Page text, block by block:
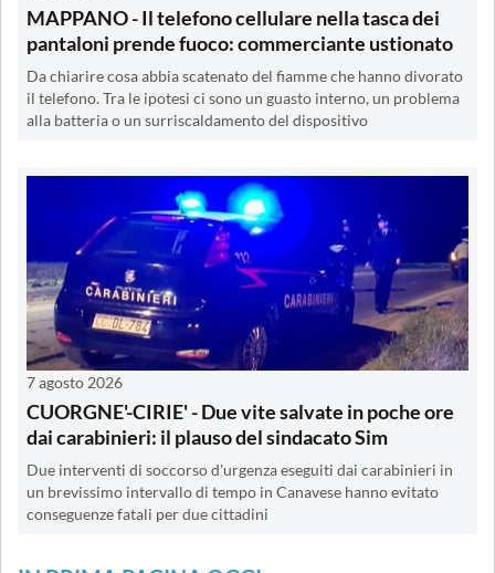
MAPPANO - Il telefono cellulare nella tasca dei
pantaloni prende fuoco: commerciante ustionato
Da chiarire cosa abbia scatenato del fiamme che hanno divorato
il telefono. Tra le ipotesi ci sono un guasto interno, un problema
alla batteria o un surriscaldamento del dispositivo
7 agosto 2026
CUORGNE'-CIRIE' - Due vite salvate in poche ore
dai carabinieri: il plauso del sindacato Sim
Due interventi di soccorso d'urgenza eseguiti dai carabinieri in
un brevissimo intervallo di tempo in Canavese hanno evitato
conseguenze fatali per due cittadini